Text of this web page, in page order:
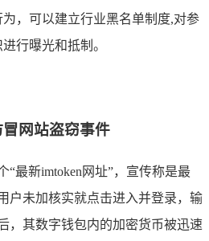
，可以建立行业黑名单制度,对参
行曝光和抵制。
冒网站盗窃事件
“最新imtoken网址”，宣传称是最
户未加核实就点击进入并登录，输
，其数字钱包内的加密货币被迅速